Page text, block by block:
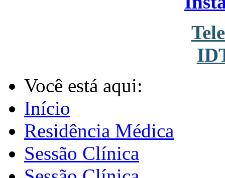
Você está aqui:
Início
Residência Médica
Sessão Clínica